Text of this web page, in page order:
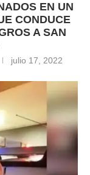
EN UN
CONDUCE
A SAN
julio 17, 2022